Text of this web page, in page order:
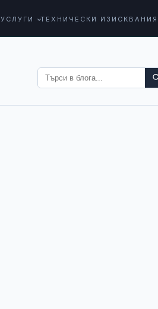
УСЛУГИ ТЕХНИЧЕСКИ ИЗИСКВАНИЯ